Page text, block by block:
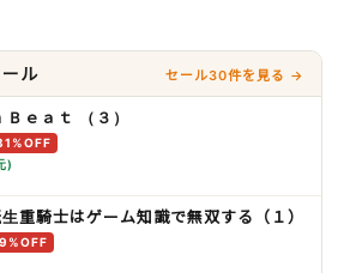
ル セール30件を見る →
ｅａｔ （３）
)
重騎士はゲーム知識で無双する（１）